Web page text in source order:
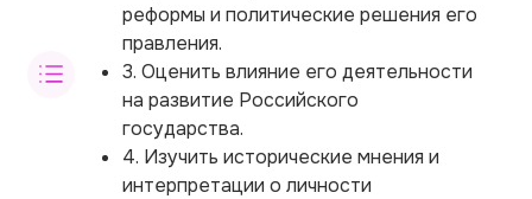
реформы и политические решения его
правления.
3. Оценить влияние его деятельности
на развитие Российского
государства.
4. Изучить исторические мнения и
интерпретации о личности